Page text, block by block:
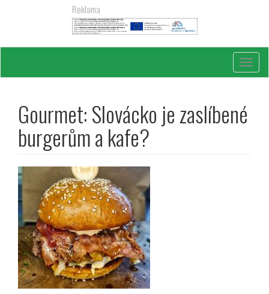
Reklama
Gourmet: Slovácko je zaslíbené
burgerům a kafe?